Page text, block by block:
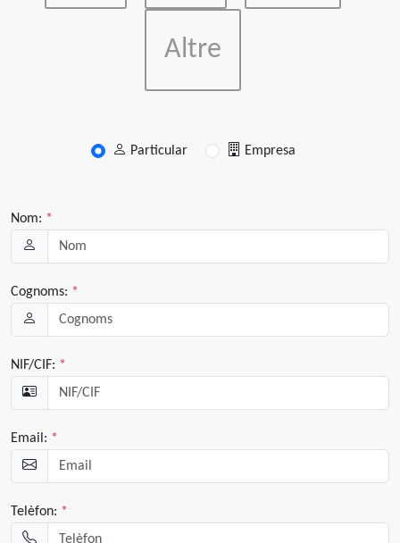
Altre
Particular Empresa
Nom: *
Cognoms: *
NIF/CIF: *
Email: *
Telèfon: *